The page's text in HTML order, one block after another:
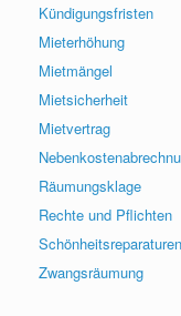
Kündigungsfristen
Mieterhöhung
Mietmängel
Mietsicherheit
Mietvertrag
Räumungsklage
Rechte und Pflichten
Schönheitsreparaturen
Zwangsräumung